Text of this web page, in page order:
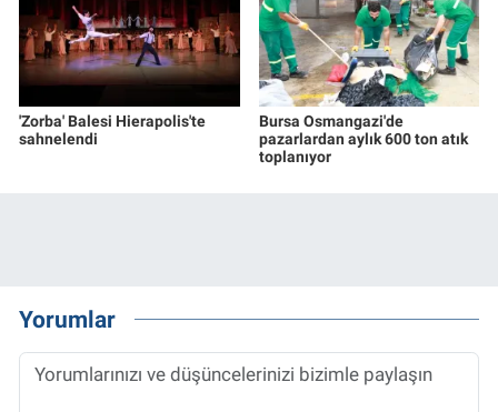
'Zorba' Balesi Hierapolis'te
sahnelendi
Bursa Osmangazi'de
pazarlardan aylık 600 ton atık
toplanıyor
Yorumlar